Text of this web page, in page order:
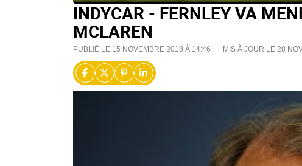
INDYCAR - FERNLEY VA
MCLAREN
PUBLIÉ LE 15 NOVEMBRE 2018 À 14:46 MIS À JOUR LE 28